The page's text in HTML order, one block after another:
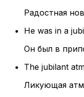
Радостная
He was in a
Он был в
The jubilant
Ликующая